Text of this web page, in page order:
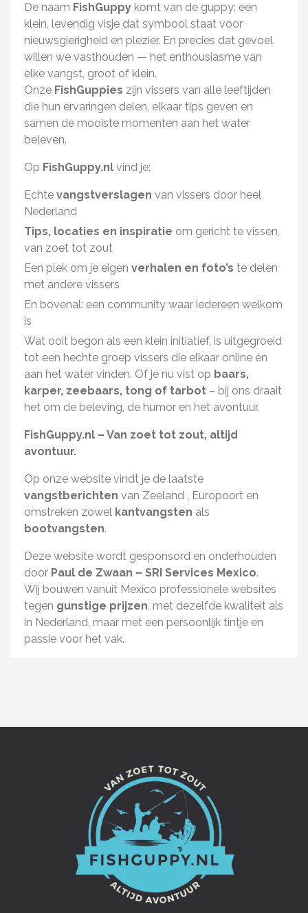
De naam FishGuppy komt van de guppy: een
klein, levendig visje dat symbool staat voor
nieuwsgierigheid en plezier. En precies dat gevoel
willen we vasthouden — het enthousiasme van
elke vangst, groot of klein.
Onze FishGuppies zijn vissers van alle leeftijden
die hun ervaringen delen, elkaar tips geven en
samen de mooiste momenten aan het water
beleven.
Op FishGuppy.nl vind je:
Echte vangstverslagen van vissers door heel
Nederland
Tips, locaties en inspiratie om gericht te vissen,
van zoet tot zout
Een plek om je eigen verhalen en foto’s te delen
met andere vissers
En bovenal: een community waar iedereen welkom
is
Wat ooit begon als een klein initiatief, is uitgegroeid
tot een hechte groep vissers die elkaar online én
aan het water vinden. Of je nu vist op baars,
karper, zeebaars, tong of tarbot – bij ons draait
het om de beleving, de humor en het avontuur.
FishGuppy.nl – Van zoet tot zout, altijd
avontuur.
Op onze website vindt je de laatste
vangstberichten van Zeeland , Europoort en
omstreken zowel kantvangsten als
bootvangsten.
Deze website wordt gesponsord en onderhouden
door Paul de Zwaan – SRI Services Mexico.
Wij bouwen vanuit Mexico professionele websites
tegen gunstige prijzen, met dezelfde kwaliteit als
in Nederland, maar met een persoonlijk tintje en
passie voor het vak.